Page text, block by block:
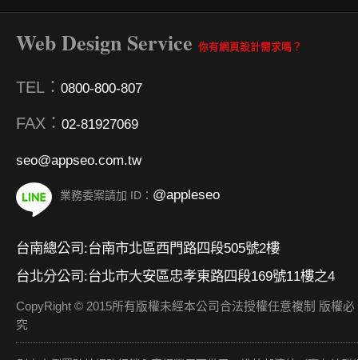
Web Design Service 你有網頁設計需求嗎？
TEL： 0800-800-807
FAX： 02-81927069
seo@appseo.com.tw
業務委案請加 ID： @appleseo
台南總公司:台南市北區西門路四段505號2樓
台北分公司:台北市大安區忠孝東路四段169號11樓之4
CopyRight © 2015所有版權未經本公司合法授權任意複制 版權必
究